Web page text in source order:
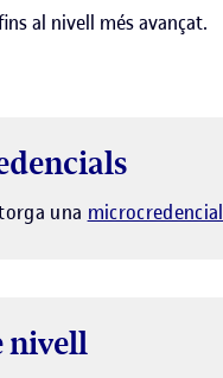
al nivell més avançat.
una microcredencial
nivell